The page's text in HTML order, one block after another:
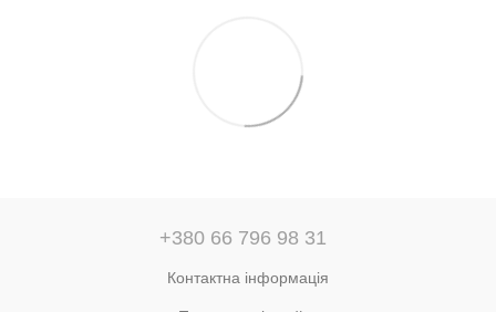
+380 66 796 98 31
Контактна інформація